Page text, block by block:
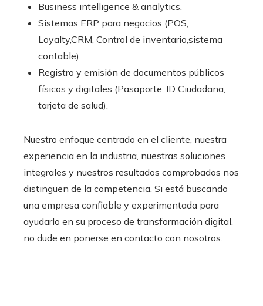
Business intelligence & analytics.
Sistemas ERP para negocios (POS,
Loyalty,CRM, Control de inventario,sistema
contable).
Registro y emisión de documentos públicos
físicos y digitales (Pasaporte, ID Ciudadana,
tarjeta de salud).
Nuestro enfoque centrado en el cliente, nuestra
experiencia en la industria, nuestras soluciones
integrales y nuestros resultados comprobados nos
distinguen de la competencia. Si está buscando
una empresa confiable y experimentada para
ayudarlo en su proceso de transformación digital,
no dude en ponerse en contacto con nosotros.